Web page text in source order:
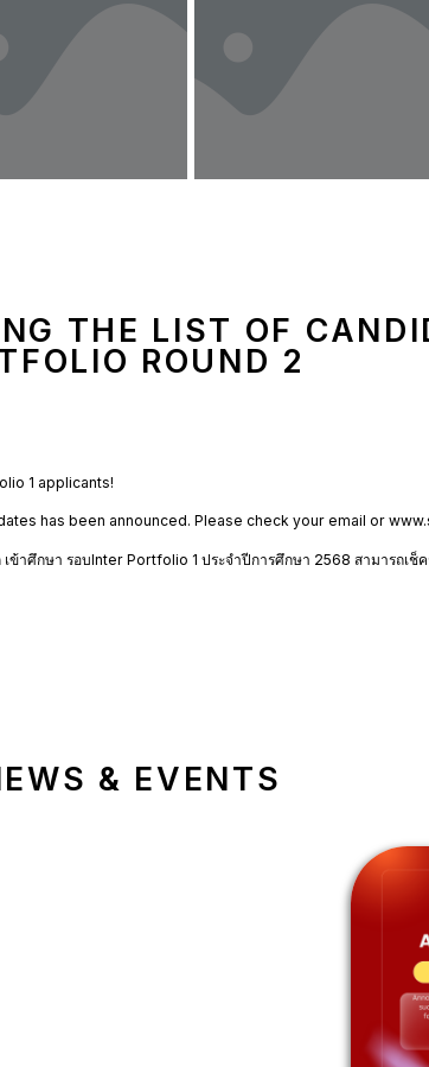
THE LIST OF
ROUND 2
1 applicants!
has been announced. Please check your email or
เข้าศึกษา รอบInter Portfolio 1 ประจำปีการศึกษา 2568 สามารถเช็
& EVENTS